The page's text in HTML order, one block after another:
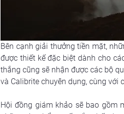
Bên cạnh giải thưởng tiền mặt,
được thiết kế đặc biệt dành cho
thắng cũng sẽ nhận được các bộ
và Calibrite chuyên dụng, cùng với
Hội đồng giám khảo sẽ bao gồm